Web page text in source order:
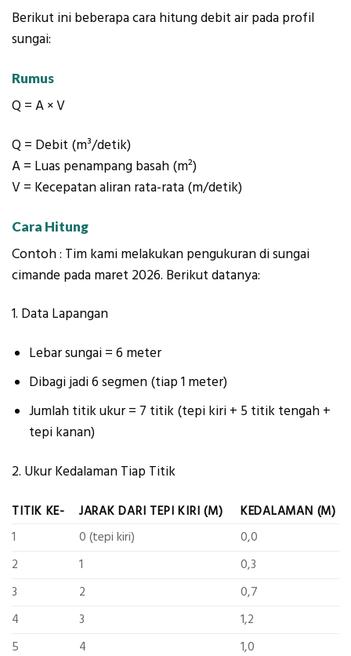
Berikut ini beberapa cara hitung debit air pada profil
sungai:
Rumus
Q = A × V
Q = Debit (m³/detik)
A = Luas penampang basah (m²)
V = Kecepatan aliran rata-rata (m/detik)
Cara Hitung
Contoh : Tim kami melakukan pengukuran di sungai
cimande pada maret 2026. Berikut datanya:
1. Data Lapangan
Lebar sungai = 6 meter
Dibagi jadi 6 segmen (tiap 1 meter)
Jumlah titik ukur = 7 titik (tepi kiri + 5 titik tengah +
tepi kanan)
2. Ukur Kedalaman Tiap Titik
TITIK KE- JARAK DARI TEPI KIRI (M)
KEDALAMAN (M)
1
0 (tepi kiri)
0,0
2
1
0,3
3
2
0,7
4
3
1,2
5
4
1,0